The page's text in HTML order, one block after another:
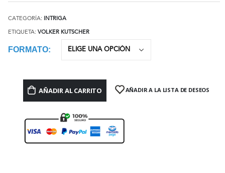
CATEGORÍA: INTRIGA
ETIQUETA: VOLKER KUTSCHER
FORMATO
AÑADIR AL CARRITO AÑADIR A LA LISTA DE DESEOS